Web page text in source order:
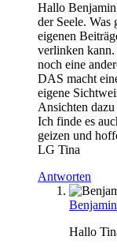
Hallo
der Seele. Was
eigenen
verlinken kann.
noch eine
DAS macht
eigene
Ansichten
Ich finde es
geizen und
LG Tina
Antworten
Hallo